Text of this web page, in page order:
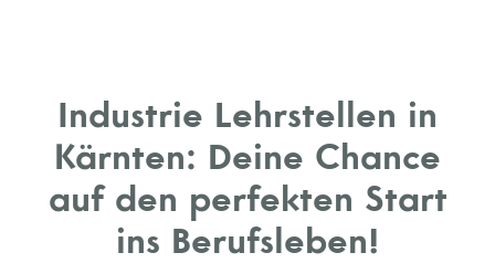
Industrie Lehrstellen in
Kärnten: Deine Chance
auf den perfekten Start
ins Berufsleben!